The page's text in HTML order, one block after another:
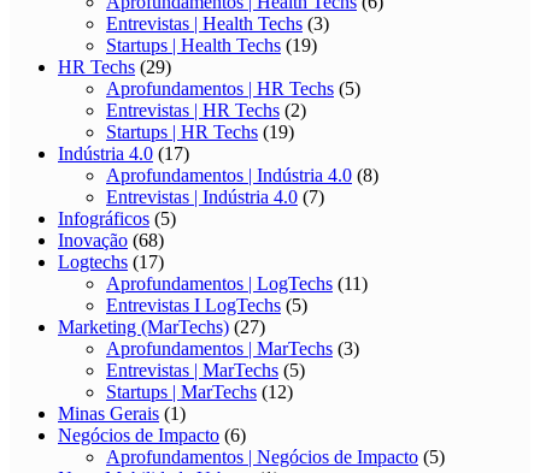
Entrevistas | Health Techs (3)
Startups | Health Techs (19)
HR Techs (29)
Aprofundamentos | HR Techs (5)
Entrevistas | HR Techs (2)
Startups | HR Techs (19)
Indústria 4.0 (17)
Aprofundamentos | Indústria 4.0 (8)
Entrevistas | Indústria 4.0 (7)
Infográficos (5)
Inovação (68)
Logtechs (17)
Aprofundamentos | LogTechs (11)
Entrevistas I LogTechs (5)
Marketing (MarTechs) (27)
Aprofundamentos | MarTechs (3)
Entrevistas | MarTechs (5)
Startups | MarTechs (12)
Minas Gerais (1)
Negócios de Impacto (6)
Aprofundamentos | Negócios de Impacto (5)